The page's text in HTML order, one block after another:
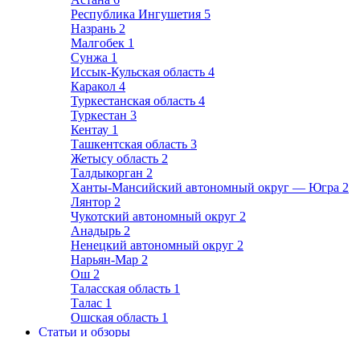
Республика Ингушетия 5
Назрань 2
Малгобек 1
Сунжа 1
Иссык-Кульская область 4
Каракол 4
Туркестанская область 4
Туркестан 3
Кентау 1
Ташкентская область 3
Жетысу область 2
Талдыкорган 2
Ханты-Мансийский автономный округ — Югра 2
Лянтор 2
Чукотский автономный округ 2
Анадырь 2
Ненецкий автономный округ 2
Нарьян-Мар 2
Ош 2
Таласская область 1
Талас 1
Ошская область 1
Статьи и обзоры